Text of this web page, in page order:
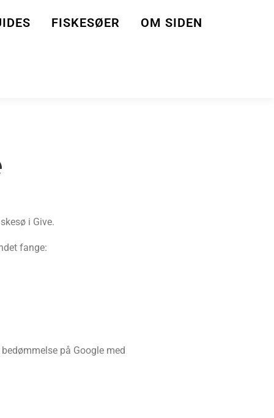
FISKESØER OM SIDEN
i Give.
fange:
på Google med